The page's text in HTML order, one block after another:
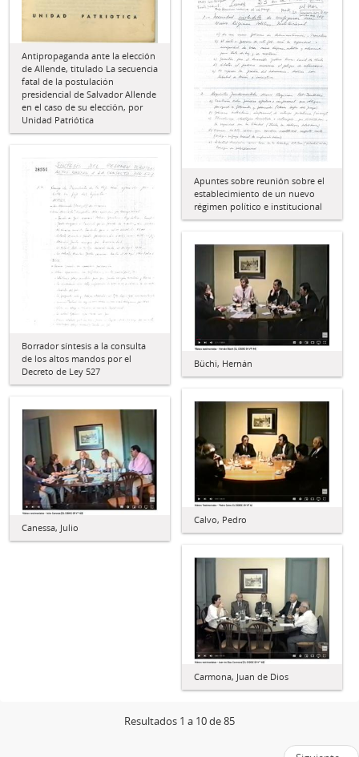
Antipropaganda ante la elección
de Allende, titulado La secuencia
fatal de la postulación
presidencial de Salvador Allende
en el caso de su elección, por
Unidad Patriótica
Apuntes sobre reunión sobre el
establecimiento de un nuevo
régimen político e institucional
Borrador síntesis a la consulta
de los altos mandos por el
Decreto de Ley 527
Büchi, Hernán
Calvo, Pedro
Canessa, Julio
Carmona, Juan de Dios
Resultados 1 a 10 de 85